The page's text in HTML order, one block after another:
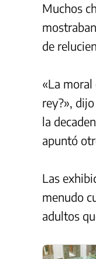
Muchos
de
«La moral
rey?»,
la
apuntó
Las
menudo
adultos